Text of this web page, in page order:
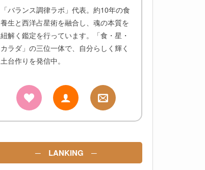
「バランス調律ラボ」代表。約10年の食
養生と西洋占星術を融合し、魂の本質を
紐解く鑑定を行っています。「食・星・
カラダ」の三位一体で、自分らしく輝く
土台作りを発信中。
─ LANKING ─